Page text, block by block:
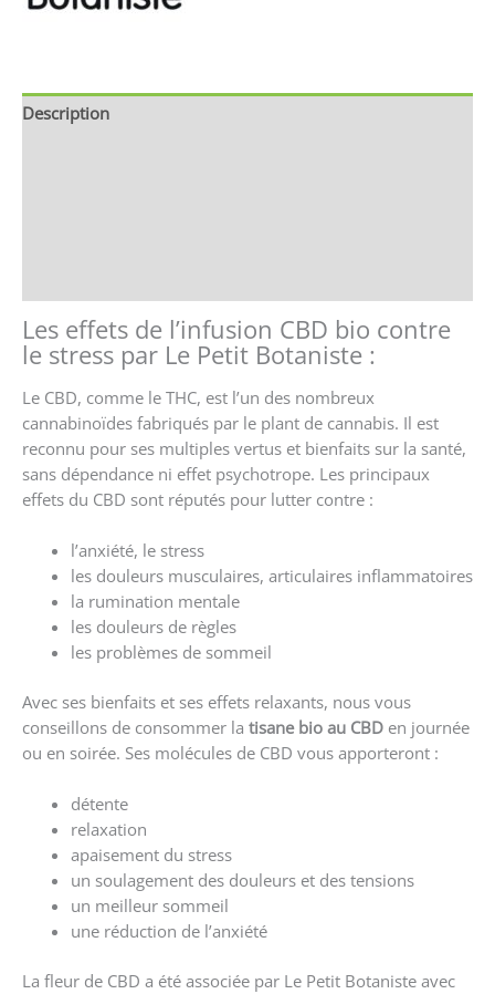
Description
Les effets de l’infusion CBD bio contre
le stress par Le Petit Botaniste :
Le CBD, comme le THC, est l’un des nombreux
cannabinoïdes fabriqués par le plant de cannabis. Il est
reconnu pour ses multiples vertus et bienfaits sur la santé,
sans dépendance ni effet psychotrope. Les principaux
effets du CBD sont réputés pour lutter contre :
l’anxiété, le stress
les douleurs musculaires, articulaires inflammatoires
la rumination mentale
les douleurs de règles
les problèmes de sommeil
Avec ses bienfaits et ses effets relaxants, nous vous
conseillons de consommer la tisane bio au CBD en journée
ou en soirée. Ses molécules de CBD vous apporteront :
détente
relaxation
apaisement du stress
un soulagement des douleurs et des tensions
un meilleur sommeil
une réduction de l’anxiété
La fleur de CBD a été associée par Le Petit Botaniste avec